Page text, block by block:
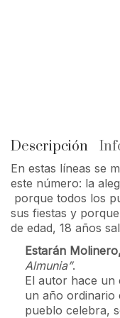
Descripción
En estas líneas se
este número: la
porque todos los
sus fiestas y
de edad, 18 años
Estarán
Almunia”.
El autor hace un
un año ordinario
pueblo celebra,